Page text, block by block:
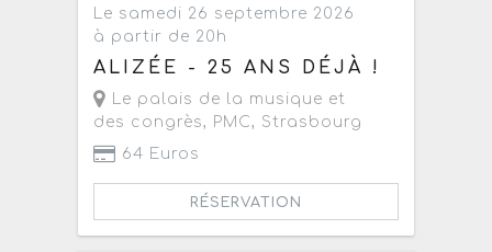
Le samedi 26 septembre 2026
à partir de 20h
ALIZÉE - 25 ANS DÉJÀ !
Le palais de la musique et
des congrès, PMC, Strasbourg
64 Euros
RÉSERVATION